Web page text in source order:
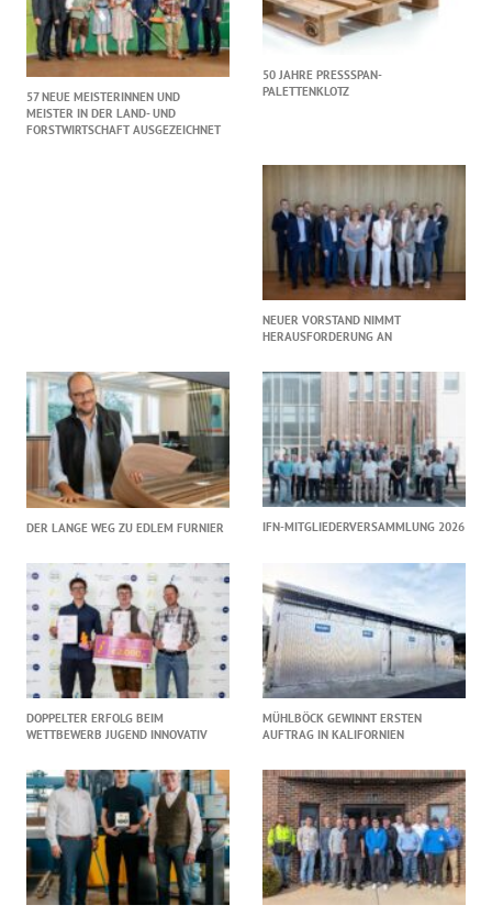
57 NEUE MEISTERINNEN UND
MEISTER IN DER LAND- UND
FORSTWIRTSCHAFT AUSGEZEICHNET
50 JAHRE PRESSSPAN-
PALETTENKLOTZ
NEUER VORSTAND NIMMT
HERAUSFORDERUNG AN
DER LANGE WEG ZU EDLEM FURNIER IFN-MITGLIEDERVERSAMMLUNG 2026
DOPPELTER ERFOLG BEIM
WETTBEWERB JUGEND INNOVATIV
MÜHLBÖCK GEWINNT ERSTEN
AUFTRAG IN KALIFORNIEN